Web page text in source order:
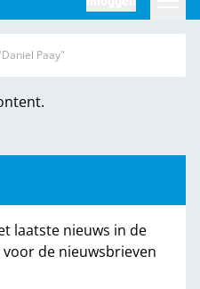
Paay"
laatste nieuws in de
de nieuwsbrieven